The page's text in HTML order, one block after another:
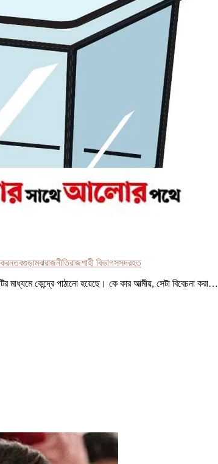
নতবগুড়ামঝরাজনীতিরাজশাহী বিভাগসসদরহত
মাধ্যমে কেন্দ্রে পাঠানো হয়েছে। কে কার আত্মীয়, সেটা বিবেচনা করা…